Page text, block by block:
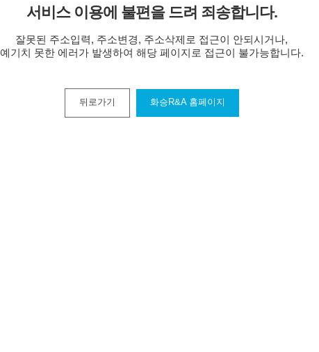
서비스 이용에 불편을 드려 죄송합니다.
잘못된 주소입력, 주소변경, 주소삭제로 접근이 안되시거나,
예기치 못한 에러가 발생하여 해당 페이지로 접근이 불가능합니다.
뒤로가기 화승R&A 홈페이지